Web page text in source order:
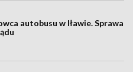
autobusu w Iławie. Sprawa